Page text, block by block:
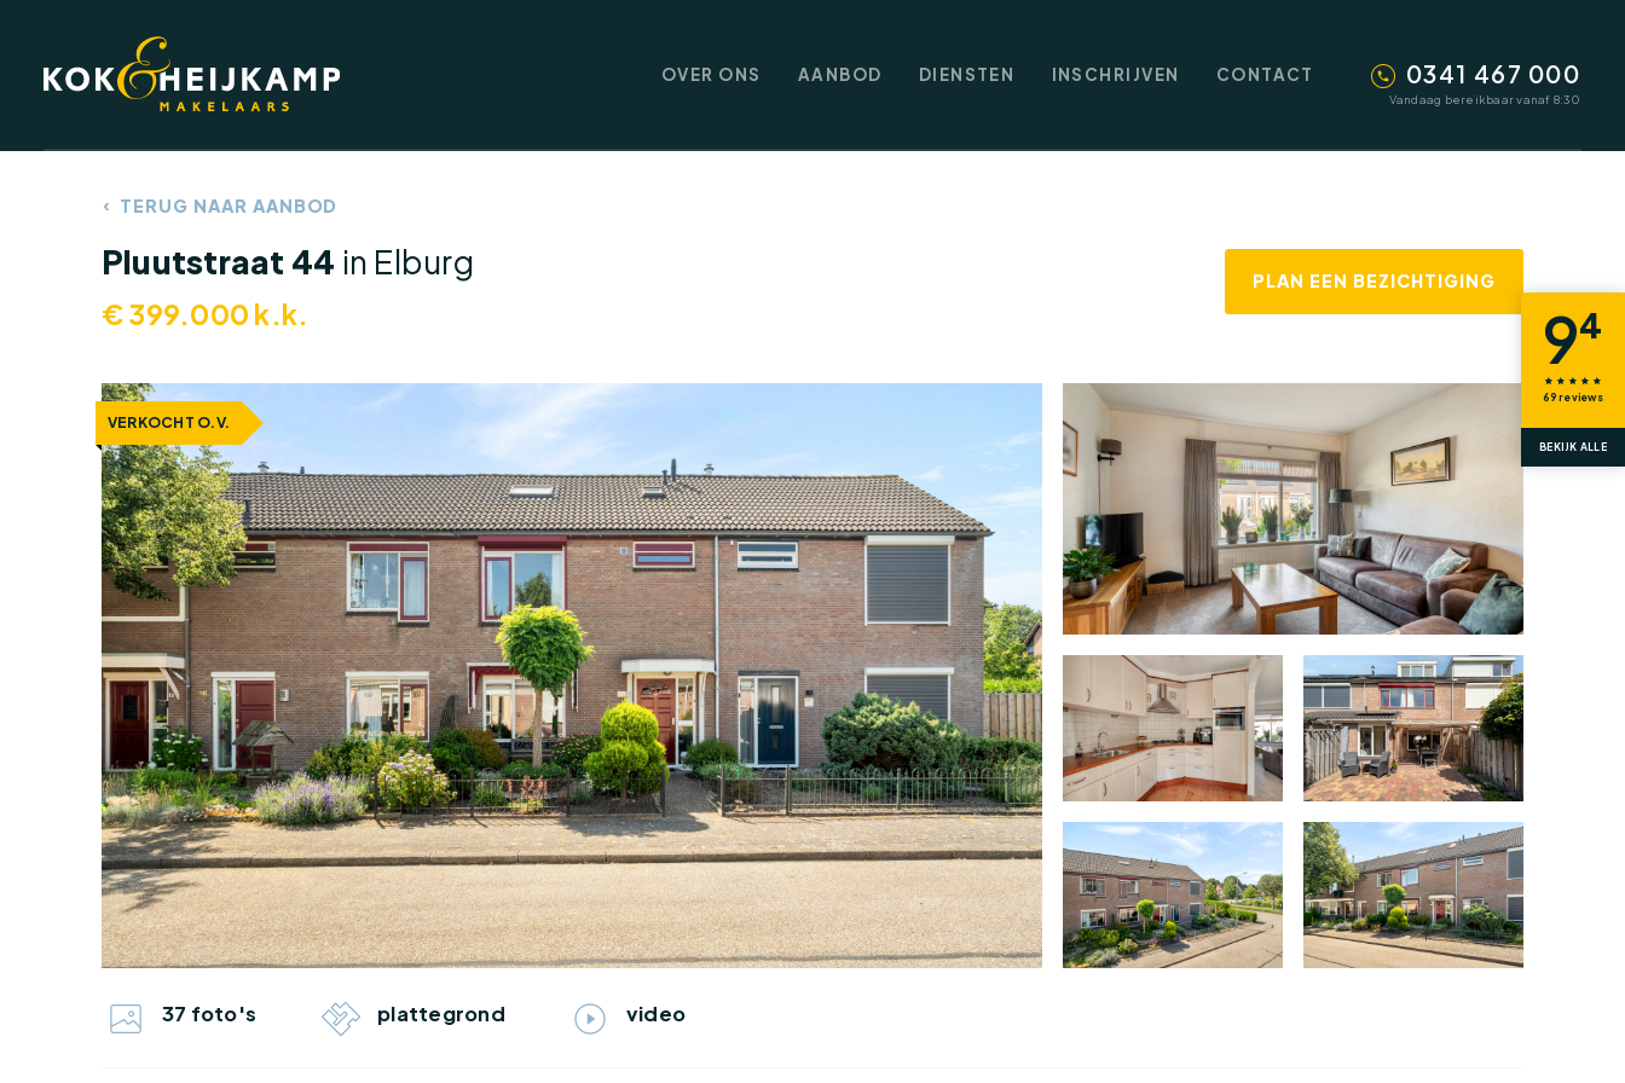
OVER ONS AANBOD DIENSTEN INSCHRIJVEN CONTACT 0341 467 000
Vandaag bereikbaar vanaf 8:30
94
69reviews
BEKIJK ALLE
TERUG NAAR AANBOD
Pluutstraat 44 in Elburg
€399.000 k.k.
PLAN EEN BEZICHTIGING
VERKOCHT O.V.
37 foto's plattegrond video